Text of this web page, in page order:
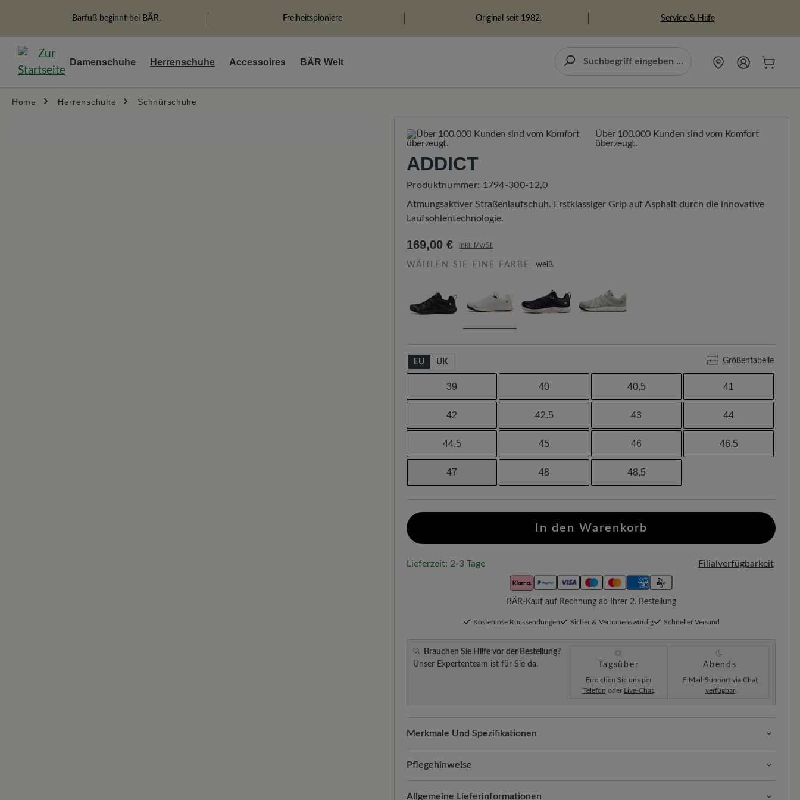
Zur Hauptnavigation springen
Barfuß beginnt bei BÄR. Freiheitspioniere Original seit 1982. Service & Hilfe
Damenschuhe Herrenschuhe Accessoires BÄR Welt
Home Herrenschuhe Schnürschuhe
Über 100.000 Kunden sind vom Komfort
überzeugt.
ADDICT
Produktnummer: 1794-300-12,0
Atmungsaktiver Straßenlaufschuh. Erstklassiger Grip auf Asphalt durch die innovative
Laufsohlentechnologie.
169,00 € inkl. MwSt.
WÄHLEN SIE EINE FARBE weiß
EU UK Größentabelle
39 40 40,5 41
42 42.5 43 44
44,5 45 46 46,5
47 48 48,5
In den Warenkorb
Lieferzeit: 2-3 Tage Filialverfügbarkeit
BÄR-Kauf auf Rechnung ab Ihrer 2. Bestellung
Kostenlose Rücksendungen Sicher & Vertrauenswürdig Schneller Versand
Brauchen Sie Hilfe vor der Bestellung?
Unser Expertenteam ist für Sie da.
Tagsüber
Erreichen Sie uns per
Telefon oder Live-Chat.
Abends
E-Mail-Support via Chat
verfügbar
Merkmale Und Spezifikationen
Freeyourfeet!Die perfekte Passform mit 100% Zehenfreiheit. Natürlich geformte
Schuhe, handgefertigt hergestellt.
Pflegehinweise
Allgemeine Lieferinformationen